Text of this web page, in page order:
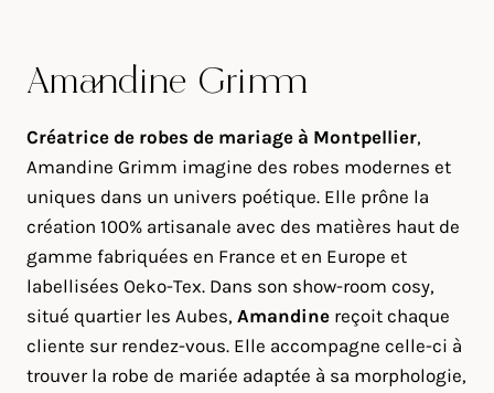
Amandine Grimm
Créatrice de robes de mariage à Montpellier,
Amandine Grimm imagine des robes modernes et
uniques dans un univers poétique. Elle prône la
création 100% artisanale avec des matières haut de
gamme fabriquées en France et en Europe et
labellisées Oeko-Tex. Dans son show-room cosy,
situé quartier les Aubes, Amandine reçoit chaque
cliente sur rendez-vous. Elle accompagne celle-ci à
trouver la robe de mariée adaptée à sa morphologie,